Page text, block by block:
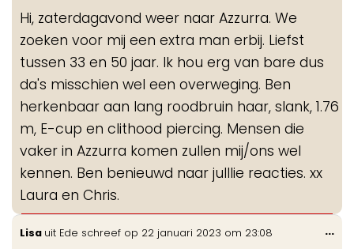
Hi, zaterdagavond weer naar Azzurra. We
zoeken voor mij een extra man erbij. Liefst
tussen 33 en 50 jaar. Ik hou erg van bare dus
da's misschien wel een overweging. Ben
herkenbaar aan lang roodbruin haar, slank, 1.76
m, E-cup en clithood piercing. Mensen die
vaker in Azzurra komen zullen mij/ons wel
kennen. Ben benieuwd naar julllie reacties. xx
Laura en Chris.
Lisa uit Ede schreef op 22 januari 2023 om 23:08 ...